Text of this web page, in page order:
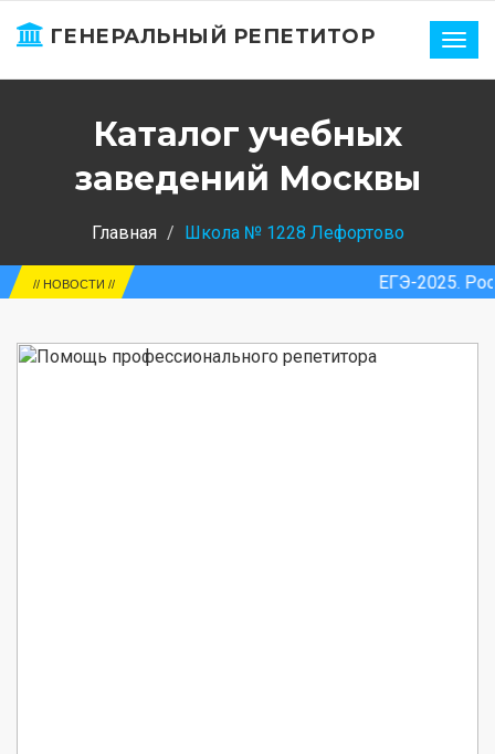
ГЕНЕРАЛЬНЫЙ РЕПЕТИТОР
Каталог учебных
заведений Москвы
Главная Школа № 1228 Лефортово
ЕГЭ-2025. Россия.
// НОВОСТИ //